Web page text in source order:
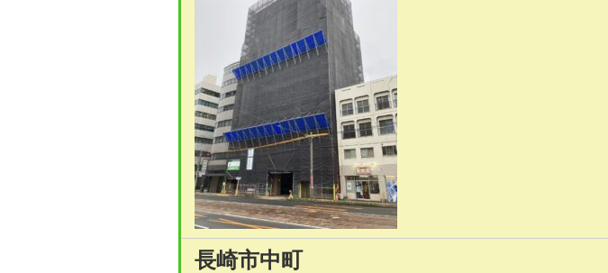
長崎市中町